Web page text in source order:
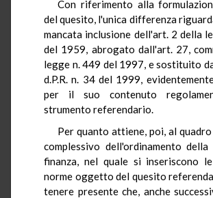
Con riferimento alla
del quesito, l'unica differenza
mancata inclusione dell'art. 2 della
del 1959, abrogato dall'art. 27,
legge n. 449 del 1997, e sostituito
d.P.R. n. 34 del 1999,
per il suo contenuto
strumento referendario.
Per quanto attiene, poi, al
complessivo dell'ordinamento
finanza, nel quale si inseriscono
norme oggetto del quesito
tenere presente che, anche